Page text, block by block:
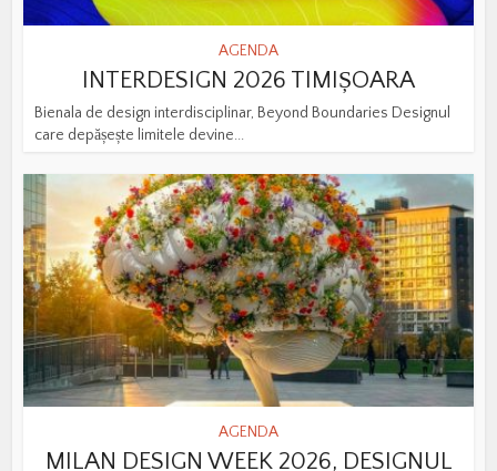
AGENDA
INTERDESIGN 2026 TIMIȘOARA
Bienala de design interdisciplinar, Beyond Boundaries Designul
care depășește limitele devine...
AGENDA
MILAN DESIGN WEEK 2026, DESIGNUL